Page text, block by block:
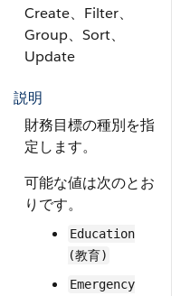
Create、Filter、
Group、Sort、
Update
説明
財務目標の種別を指
定します。
可能な値は次のとお
りです。
Education
(教育)
Emergency